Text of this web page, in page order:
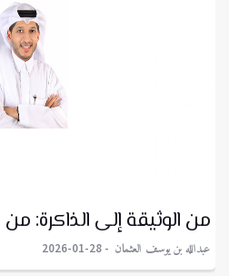
من الوثيقة إلى الذاكرة: من
عبدالله بن يوسف العثمان 2026-01-28